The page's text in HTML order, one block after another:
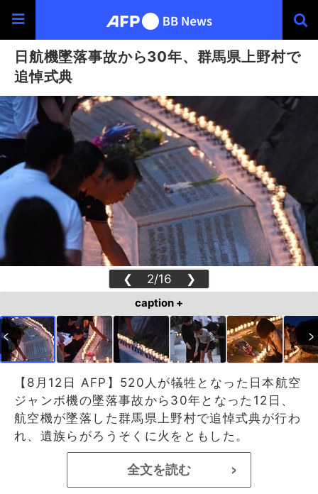
日航機墜落事故から30年、群馬県上野村で
追悼式典
❮ 2/16 ❯
caption +
【8月12日 AFP】520人が犠牲となった日本航空
ジャンボ機の墜落事故から30年となった12日、
航空機が墜落した群馬県上野村で追悼式典が行わ
れ、遺族らがろうそくに火をともした。
全文を読む >